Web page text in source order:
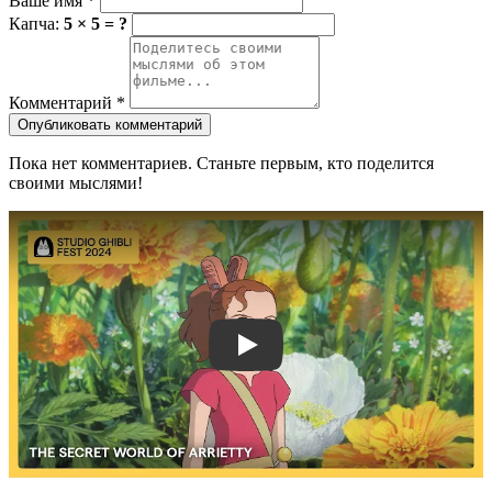
Капча: 5 × 5 = ?
Комментарий *
Опубликовать комментарий
Пока нет комментариев. Станьте первым, кто поделится
своими мыслями!
Смотреть трейлер